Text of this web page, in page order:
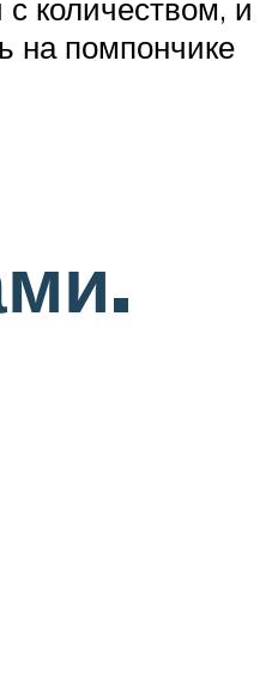
количеством, и
на помпончике